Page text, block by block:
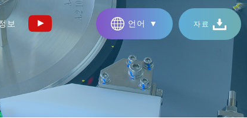
보 언어 ▼ 자료